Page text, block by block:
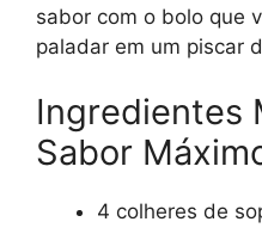
sabor com o bolo que
paladar em um piscar
Ingredientes
Sabor
4 colheres de